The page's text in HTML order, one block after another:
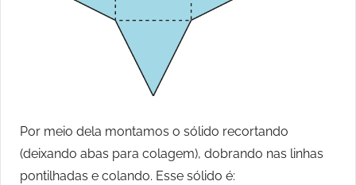
Por meio dela montamos o sólido recortando
(deixando abas para colagem), dobrando nas linhas
pontilhadas e colando. Esse sólido é: